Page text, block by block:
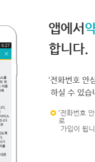
앱에서
합니다.
‘전화번호 안
하실 수 있습
‘전화번호
로
가입이 됩니